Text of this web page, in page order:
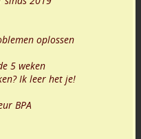
oplossen
5 weken
Ik leer het je!
BPA